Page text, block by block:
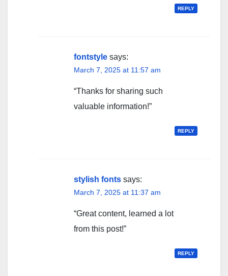
REPLY
fontstyle says:
March 7, 2025 at 11:57 am
“Thanks for sharing such
valuable information!”
REPLY
stylish fonts says:
March 7, 2025 at 11:37 am
“Great content, learned a lot
from this post!”
REPLY